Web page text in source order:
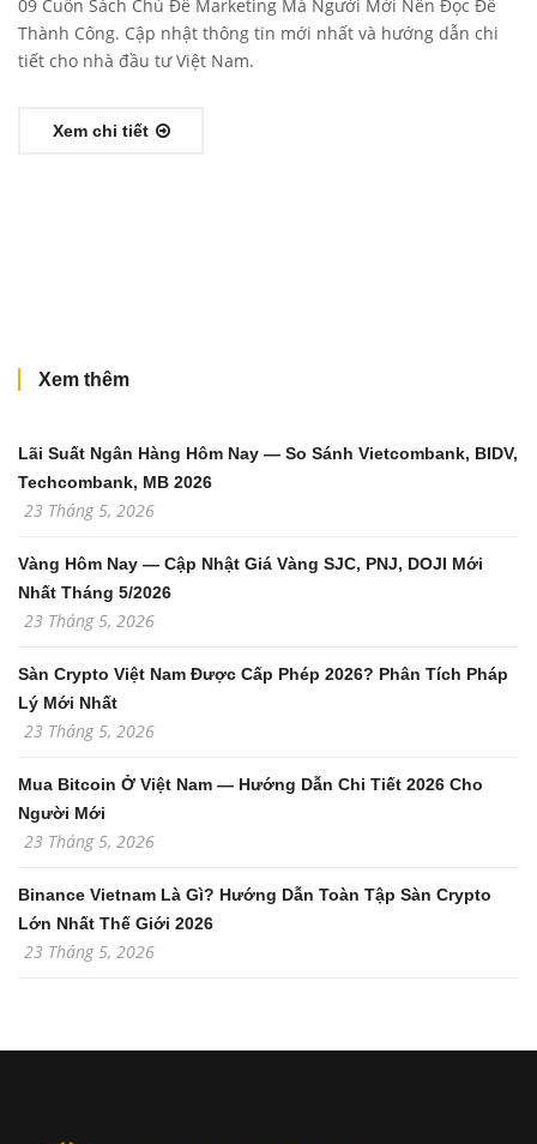
09 Cuốn Sách Chủ Đề Marketing Mà Người Mới Nên Đọc Để
Thành Công. Cập nhật thông tin mới nhất và hướng dẫn chi
tiết cho nhà đầu tư Việt Nam.
Xem chi tiết
Xem thêm
Lãi Suất Ngân Hàng Hôm Nay — So Sánh Vietcombank, BIDV,
Techcombank, MB 2026
23 Tháng 5, 2026
Vàng Hôm Nay — Cập Nhật Giá Vàng SJC, PNJ, DOJI Mới
Nhất Tháng 5/2026
23 Tháng 5, 2026
Sàn Crypto Việt Nam Được Cấp Phép 2026? Phân Tích Pháp
Lý Mới Nhất
23 Tháng 5, 2026
Mua Bitcoin Ở Việt Nam — Hướng Dẫn Chi Tiết 2026 Cho
Người Mới
23 Tháng 5, 2026
Binance Vietnam Là Gì? Hướng Dẫn Toàn Tập Sàn Crypto
Lớn Nhất Thế Giới 2026
23 Tháng 5, 2026